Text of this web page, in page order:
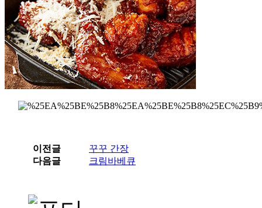
이전글
꾸꾸 간장
다음글
크림바베큐